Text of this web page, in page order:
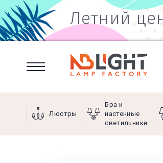
Летний
Люстры
Бра и
настенные
светильники